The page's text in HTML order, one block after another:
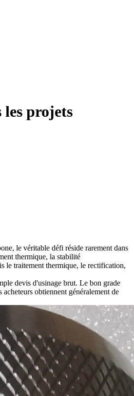
projets
le véritable défi réside rarement dans
thermique, la stabilité
le traitement thermique, le rectification,
devis d'usinage brut. Le bon grade
obtiennent généralement de